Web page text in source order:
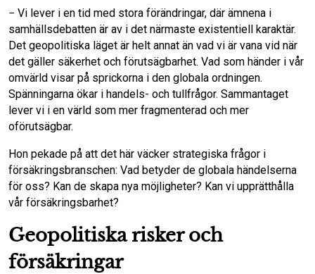
o
k
I
n
− Vi lever i en tid med stora förändringar, där ämnena i
samhällsdebatten är av i det närmaste existentiell karaktär.
Det geopolitiska läget är helt annat än vad vi är vana vid när
det gäller säkerhet och förutsägbarhet. Vad som händer i vår
omvärld visar på sprickorna i den globala ordningen.
Spänningarna ökar i handels- och tullfrågor. Sammantaget
lever vi i en värld som mer fragmenterad och mer
oförutsägbar.
Hon pekade på att det här väcker strategiska frågor i
försäkringsbranschen: Vad betyder de globala händelserna
för oss? Kan de skapa nya möjligheter? Kan vi upprätthålla
vår försäkringsbarhet?
Geopolitiska risker och
försäkringar